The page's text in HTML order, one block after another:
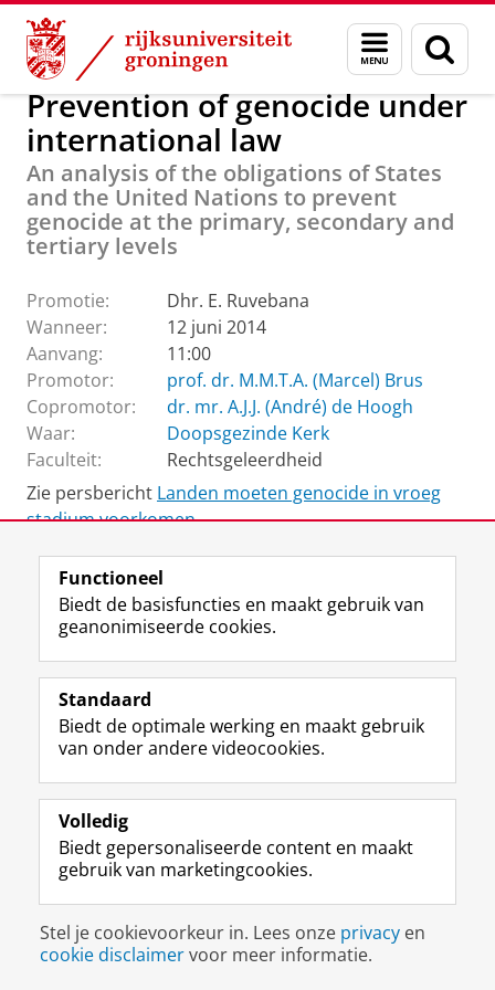
Skip
Content
Skip
Navigation
Menu
en
zoeken
Over ons Promoties Rechtsgeleerdheid
Prevention of genocide under
international law
An analysis of the obligations of States
and the United Nations to prevent
genocide at the primary, secondary and
tertiary levels
Promotie:
Dhr. E. Ruvebana
Wanneer:
12 juni 2014
Aanvang:
11:00
Promotor:
prof. dr. M.M.T.A. (Marcel) Brus
Copromotor:
dr. mr. A.J.J. (André) de Hoogh
Waar:
Doopsgezinde Kerk
Faculteit:
Rechtsgeleerdheid
Zie persbericht Landen moeten genocide in vroeg
stadium voorkomen
View this page in:English
Volg de RUG
F
a
e
b
o
p
a
i
n
a
L
i
k
e
I
-
p
g
i
n
R
S
-
f
e
R
k
s
u
I
n
t
r
m
c
c
o
Y
o
T
e
k
a
a
Studiekiezers
Alumni
Over ons
Disclaimer & Copyright
Inloggen
Functioneel
Biedt de basisfuncties en maakt gebruik van
geanonimiseerde cookies.
Standaard
Biedt de optimale werking en maakt gebruik
van onder andere videocookies.
Volledig
Biedt gepersonaliseerde content en maakt
gebruik van marketingcookies.
Stel je cookievoorkeur in. Lees onze privacy en
cookie disclaimervoor meer informatie.